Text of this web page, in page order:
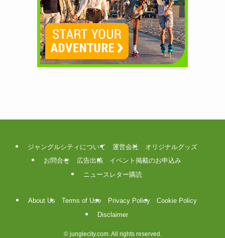
ジャングルシティについて 運営会社
オリジナルグッズ
お問合せ
広告出稿
イベント掲載のお申込み
ニュースレター購読
About Us Terms of Use Privacy Policy
Cookie Policy
Disclaimer
©junglecity.com. All rights reserved.